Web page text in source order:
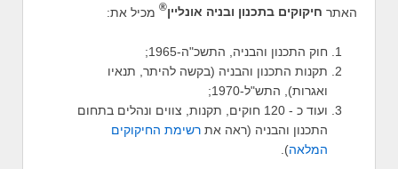
האתר חיקוקים בתכנון ובניה אונליין® מכיל את:
חוק התכנון והבניה, התשכ"ה-1965;
תקנות התכנון והבניה (בקשה להיתר, תנאיו
ואגרות), התש"ל-1970;
ועוד כ - 120 חוקים, תקנות, צווים ונהלים בתחום
התכנון והבניה (ראה את רשימת החיקוקים
המלאה).